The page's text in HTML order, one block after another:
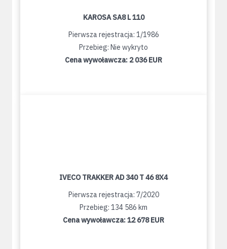
KAROSA SA8 L 110
Pierwsza rejestracja: 1/1986
Przebieg: Nie wykryto
Cena wywoławcza: 2 036 EUR
IVECO TRAKKER AD 340 T 46 8X4
Pierwsza rejestracja: 7/2020
Przebieg: 134 586 km
Cena wywoławcza:12 678 EUR